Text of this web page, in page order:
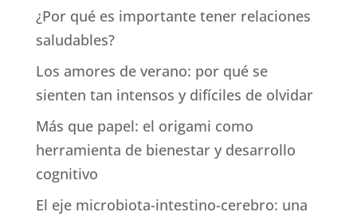
¿Por qué es importante tener relaciones
saludables?
Los amores de verano: por qué se
sienten tan intensos y difíciles de olvidar
Más que papel: el origami como
herramienta de bienestar y desarrollo
cognitivo
El eje microbiota-intestino-cerebro: una